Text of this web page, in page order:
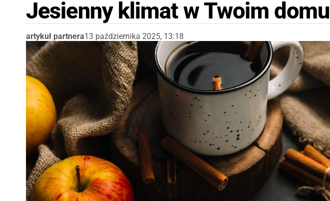
Jesienny klimat w Twoim domu
artykuł partnera13 października 2025, 13:18